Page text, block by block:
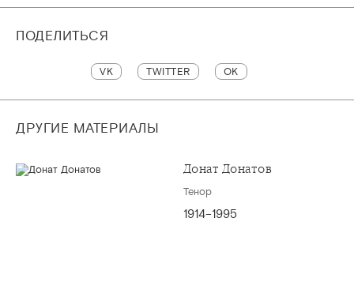
ПОДЕЛИТЬСЯ
VK TWITTER OK
ДРУГИЕ МАТЕРИАЛЫ
Донат Донатов
Тенор
1914–1995